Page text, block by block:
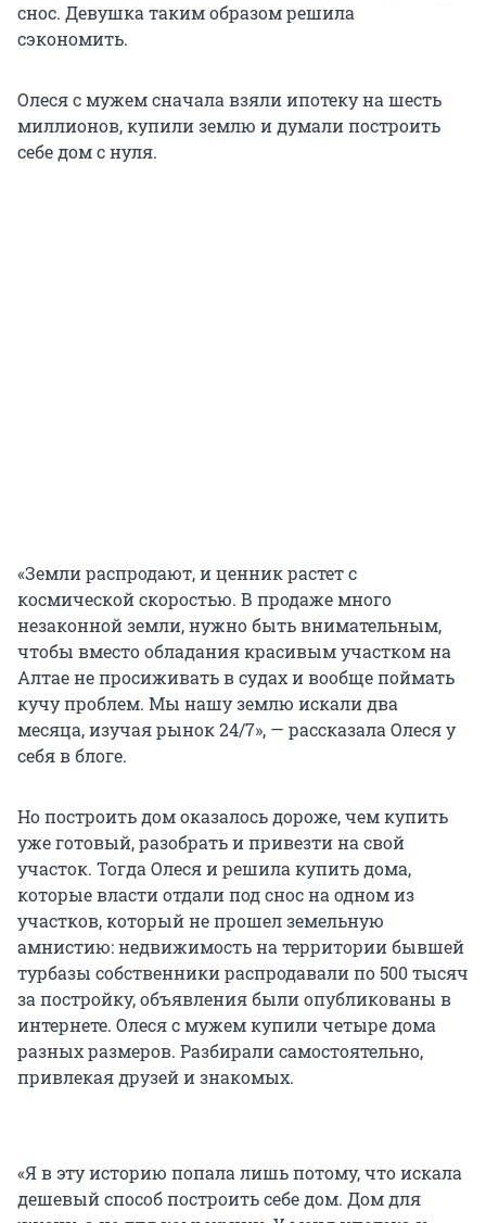
снос. Девушка таким образом решила
сэкономить.
Олеся с мужем сначала взяли ипотеку на шесть
миллионов, купили землю и думали построить
себе дом с нуля.
«Земли распродают, и ценник растет с
космической скоростью. В продаже много
незаконной земли, нужно быть внимательным,
чтобы вместо обладания красивым участком на
Алтае не просиживать в судах и вообще поймать
кучу проблем. Мы нашу землю искали два
месяца, изучая рынок 24/7», — рассказала Олеся у
себя в блоге.
Но построить дом оказалось дороже, чем купить
уже готовый, разобрать и привезти на свой
участок. Тогда Олеся и решила купить дома,
которые власти отдали под снос на одном из
участков, который не прошел земельную
амнистию: недвижимость на территории бывшей
турбазы собственники распродавали по500 тысяч
за постройку, объявления были опубликованы в
интернете. Олеся с мужем купили четыре дома
разных размеров. Разбирали самостоятельно,
привлекая друзей и знакомых.
«Я в эту историю попала лишь потому, что искала
дешевый способ построить себе дом. Дом для